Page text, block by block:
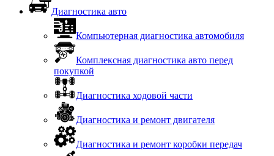
Диагностика авто
Компьютерная диагностика автомобиля
Комплексная диагностика авто перед
покупкой
Диагностика ходовой части
Диагностика и ремонт двигателя
Диагностика и ремонт коробки передач